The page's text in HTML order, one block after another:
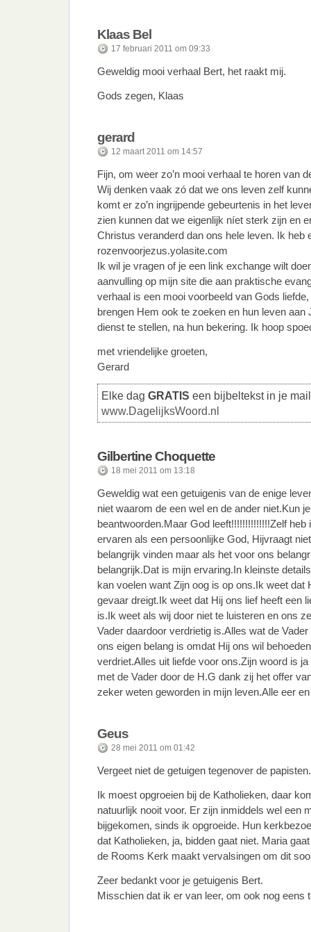
Klaas Bel
17 februari 2011 om 09:33
Geweldig mooi verhaal Bert, het raakt mij.
Gods zegen, Klaas
gerard
12 maart 2011 om 14:57
Fijn, om weer zo’n mooi verhaal te horen van
Wij denken vaak zó dat we ons leven zelf
komt er zo’n ingrijpende gebeurtenis in het
zien kunnen dat we eigenlijk níet sterk zijn en
Christus veranderd dan ons hele leven. Ik heb
rozenvoorjezus.yolasite.com
Ik wil je vragen of je een link exchange wilt
aanvulling op mijn site die aan praktische
verhaal is een mooi voorbeeld van Gods
brengen Hem ook te zoeken en hun leven aan
dienst te stellen, na hun bekering. Ik hoop
met vriendelijke groeten,
Gerard
Elke dag GRATIS een bijbeltekst in je
www.DagelijksWoord.nl
Gilbertine Choquette
18 mei 2011 om 13:18
Geweldig wat een getuigenis van de enige
niet waarom de een wel en de ander niet.Kun
beantwoorden.Maar God leeft!!!!!!!!!!!!!!Zelf heb
ervaren als een persoonlijke God, Hijvraagt
belangrijk vinden maar als het voor ons
belangrijk.Dat is mijn ervaring.In kleinste
kan voelen want Zijn oog is op ons.Ik weet dat
gevaar dreigt.Ik weet dat Hij ons lief heeft een
is.Ik weet als wij door niet te luisteren en ons
Vader daardoor verdrietig is.Alles wat de
ons eigen belang is omdat Hij ons wil
verdriet.Alles uit liefde voor ons.Zijn woord is
met de Vader door de H.G dank zij het offer
zeker weten geworden in mijn leven.Alle eer
Geus
28 mei 2011 om 01:42
Vergeet niet de getuigen tegenover de papisten.
Ik moest opgroeien bij de Katholieken, daar
natuurlijk nooit voor. Er zijn inmiddels wel een
bijgekomen, sinds ik opgroeide. Hun
dat Katholieken, ja, bidden gaat niet. Maria
de Rooms Kerk maakt vervalsingen om dit
Zeer bedankt voor je getuigenis Bert.
Misschien dat ik er van leer, om ook nog eens